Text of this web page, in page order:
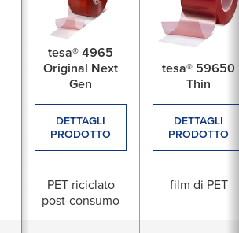
tesa® 4965
Original Next
Gen
DETTAGLI
PRODOTTO
tesa® 59650
Thin
DETTAGLI
PRODOTTO
PET riciclato
post-consumo
film di PET